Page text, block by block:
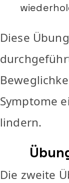
Diese
Symptome
lindern.
Die zweite